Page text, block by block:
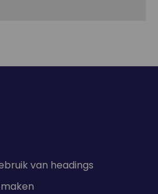
van headings